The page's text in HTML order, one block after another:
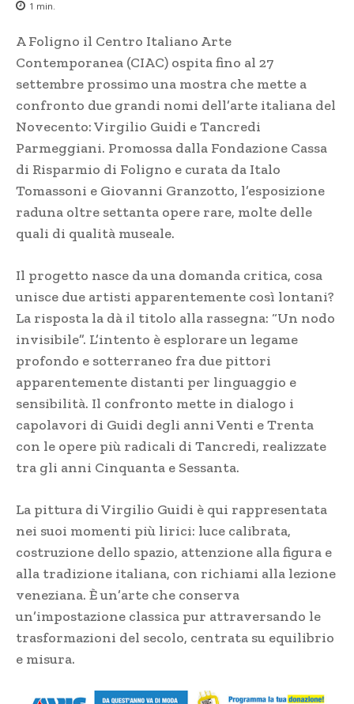
1 min.
A Foligno il Centro Italiano Arte
Contemporanea (CIAC) ospita fino al 27
settembre prossimo una mostra che mette a
confronto due grandi nomi dell’arte italiana del
Novecento: Virgilio Guidi e Tancredi
Parmeggiani. Promossa dalla Fondazione Cassa
di Risparmio di Foligno e curata da Italo
Tomassoni e Giovanni Granzotto, l’esposizione
raduna oltre settanta opere rare, molte delle
quali di qualità museale.
Il progetto nasce da una domanda critica, cosa
unisce due artisti apparentemente così lontani?
La risposta la dà il titolo alla rassegna: “Un nodo
invisibile”. L’intento è esplorare un legame
profondo e sotterraneo fra due pittori
apparentemente distanti per linguaggio e
sensibilità. Il confronto mette in dialogo i
capolavori di Guidi degli anni Venti e Trenta
con le opere più radicali di Tancredi, realizzate
tra gli anni Cinquanta e Sessanta.
La pittura di Virgilio Guidi è qui rappresentata
nei suoi momenti più lirici: luce calibrata,
costruzione dello spazio, attenzione alla figura e
alla tradizione italiana, con richiami alla lezione
veneziana. È un’arte che conserva
un’impostazione classica pur attraversando le
trasformazioni del secolo, centrata su equilibrio
e misura.